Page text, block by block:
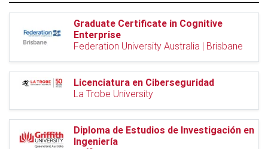
Graduate Certificate in Cognitive
Enterprise
Federation University Australia | Brisbane
Licenciatura en Ciberseguridad
La Trobe University
Diploma de Estudios de Investigación en
Ingeniería